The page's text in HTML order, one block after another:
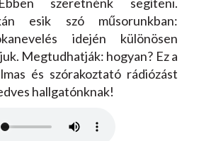
esik szó műsorunkban:
idején különösen
Megtudhatják: hogyan? Ez a
és szórakoztató rádiózást
hallgatónknak!